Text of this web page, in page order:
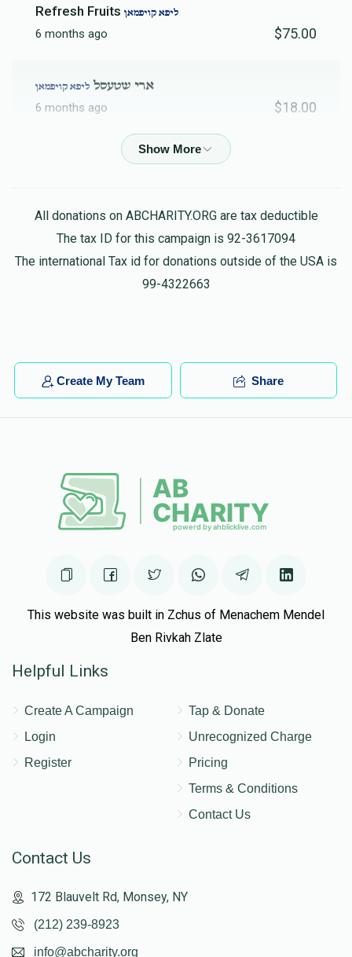
Refresh Fruits ליפא קויפמאן
6 months ago $75.00
ארי שטעסל ליפא קויפמאן
6 months ago $18.00
בעריש לעבאוויטש
ישעי איצקאוויטשליפא קויפמאן
6 months ago $15.00
שמעון רייךליפא קויפמאן
$10.00
All donations on ABCHARITY.ORG are tax deductible
The tax ID for this campaign is 92-3617094
The international Tax id for donations outside of the USA is
99-4322663
Create My Team Share
This website was built in Zchus of Menachem Mendel
Ben Rivkah Zlate
Helpful Links
Create A Campaign
Login
Register
Tap & Donate
Unrecognized Charge
Pricing
Terms & Conditions
Contact Us
Contact Us
172 Blauvelt Rd, Monsey, NY
(212) 239-8923
info@abcharity.org